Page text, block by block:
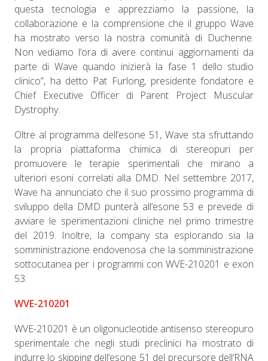
questa tecnologia e apprezziamo la passione, la
collaborazione e la comprensione che il gruppo Wave
ha mostrato verso la nostra comunità di Duchenne.
Non vediamo l’ora di avere continui aggiornamenti da
parte di Wave quando inizierà la fase 1 dello studio
clinico”, ha detto Pat Furlong, presidente fondatore e
Chief Executive Officer di Parent Project Muscular
Dystrophy.
Oltre al programma dell’esone 51, Wave sta sfruttando
la propria piattaforma chimica di stereopuri per
promuovere le terapie sperimentali che mirano a
ulteriori esoni correlati alla DMD. Nel settembre 2017,
Wave ha annunciato che il suo prossimo programma di
sviluppo della DMD punterà all’esone 53 e prevede di
avviare le sperimentazioni cliniche nel primo trimestre
del 2019. Inoltre, la company sta esplorando sia la
somministrazione endovenosa che la somministrazione
sottocutanea per i programmi con WVE-210201 e exon
53.
WVE-210201
WVE-210201 è un oligonucleotide antisenso stereopuro
sperimentale che negli studi preclinici ha mostrato di
indurre lo skipping dell’esone 51 del precursore dell’RNA